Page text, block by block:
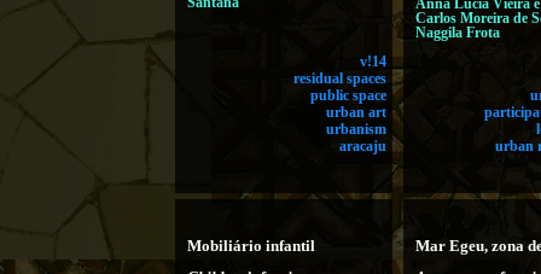
v!14
residual spaces
public space
urban art
urbanism
aracaju
Anna Lúcia Vieira
Carlos Moreira de
Naggila Frota
urban
Mobiliário infantil
Mar Egeu, zona